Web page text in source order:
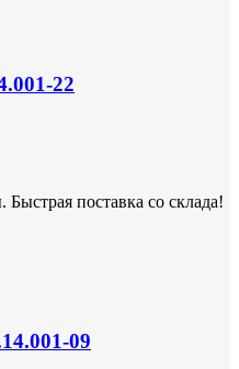
22
поставка со склада!
09